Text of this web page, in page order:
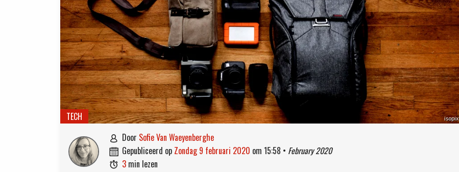
isopix
TECH
 door Sofie Van Waeyenberghe
 gepubliceerd op zondag 9 februari 2020 om 15:58 • February 2020
 3 min lezen